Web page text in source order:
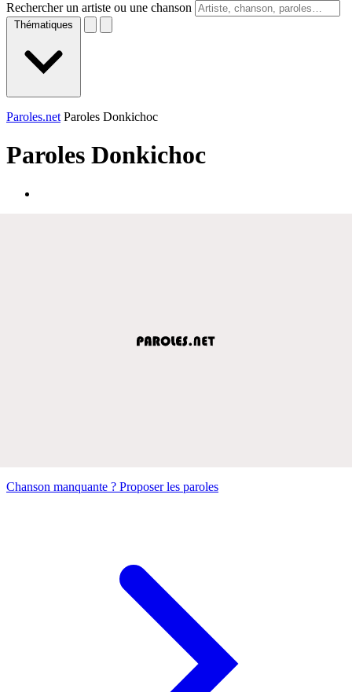
Rechercher un artiste ou une chanson
Thématiques
Paroles.net Paroles Donkichoc
Paroles Donkichoc
Chanson manquante ? Proposer les paroles